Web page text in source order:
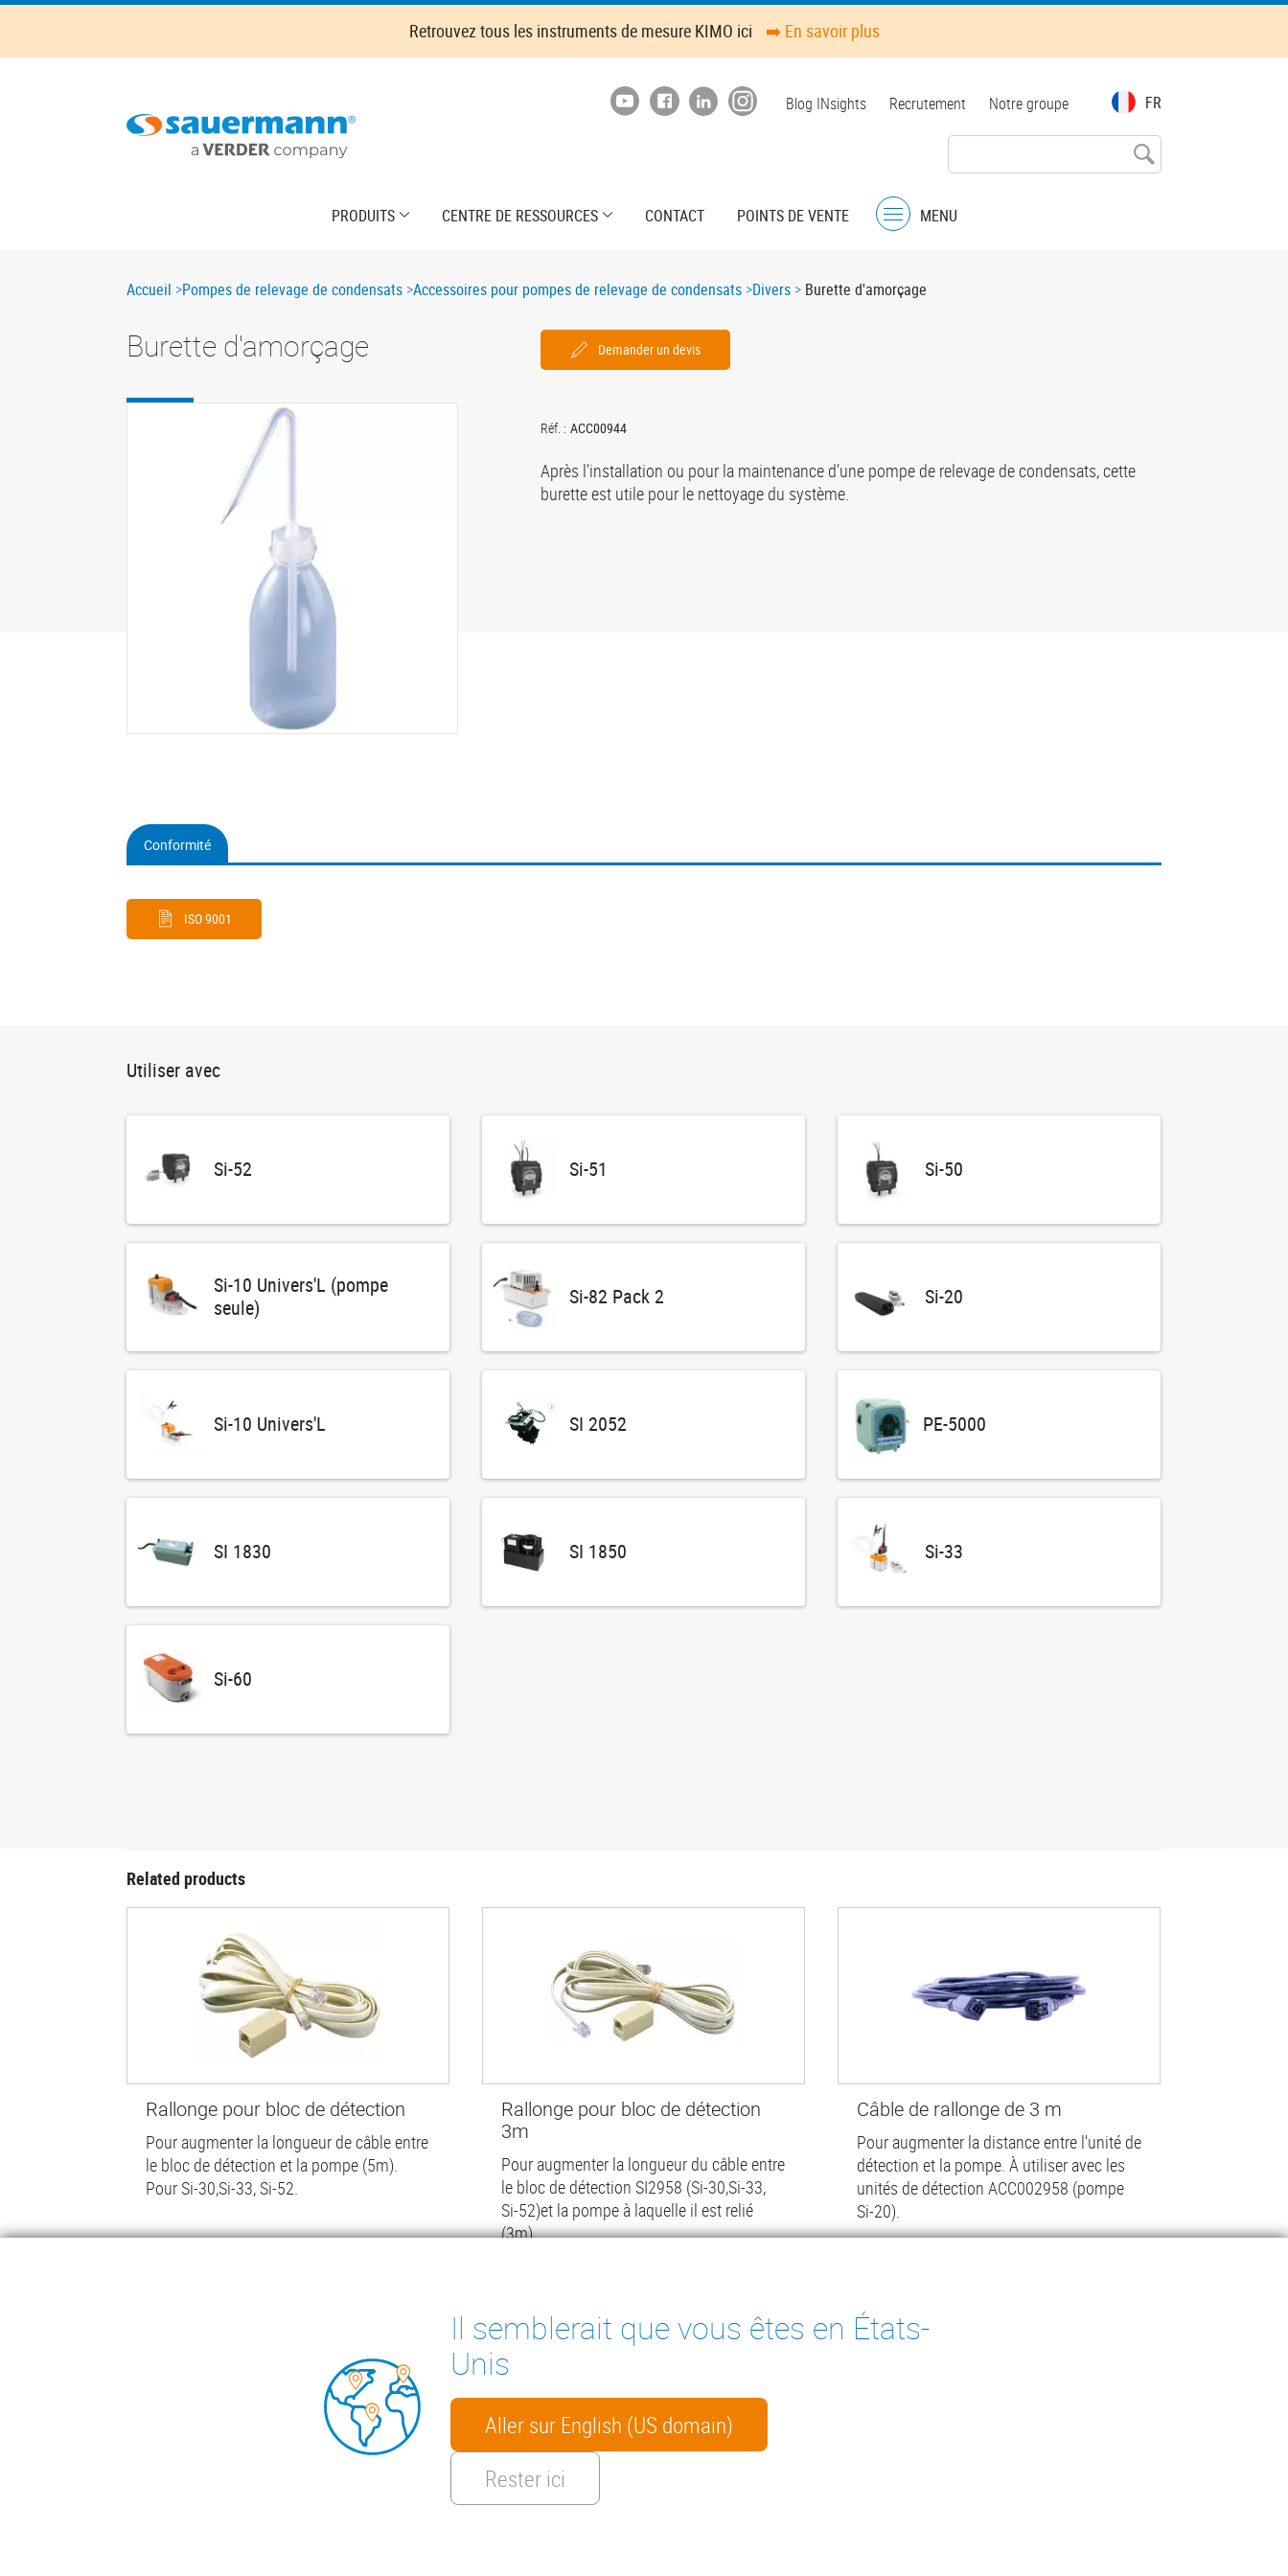
Skip
main
Retrouvez tous les instruments de mesure KIMO ici ➡️ En savoir plus
FR
Top
Blog INsights Recrutement Notre groupe
PRODUITS CENTRE DE RESSOURCES CONTACT
POINTS DE VENTE
Menu
MENU
Breadcrumb
Accueil Pompes de relevage de condensats Accessoires pour pompes de relevage de condensats Divers Burette d'amorçage
Burette d'amorçage Demander un devis
Réf. : ACC00944
Après l’installation ou pour la maintenance d’une pompe de relevage de condensats, cette
burette est utile pour le nettoyage du système.
Conformité
(onglet
ISO 9001
Utiliser avec
Si-52 Si-51 Si-50
Si-10 Univers'L (pompe
seule)
Si-82 Pack 2 Si-20
Si-10 Univers'L SI 2052 PE-5000
SI 1830 SI 1850 Si-33
Si-60
Related products
Rallonge pour bloc de détection
Pour augmenter la longueur de câble entre
le bloc de détection et la pompe (5m).
Pour Si-30,Si-33, Si-52.
Rallonge pour bloc de détection
3m
Pour augmenter la longueur du câble entre
le bloc de détection SI2958 (Si-30,Si-33,
Si-52)et la pompe à laquelle il est relié
(3m)
Lire la suite
Câble de rallonge de 3 m
Pour augmenter la distance entre l'unité de
détection et la pompe. À utiliser avec les
unités de détection ACC002958 (pompe
Si-20).
Footer
POMPES À CONDENSAT
INSTRUMENTS DE MESURE
DOCUMENTS TECHNIQUES
Il semblerait que vous êtes en États-
Unis
Aller sur English (US domain)
Rester ici